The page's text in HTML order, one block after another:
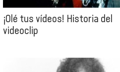
¡Olé tus vídeos! Historia del
videoclip